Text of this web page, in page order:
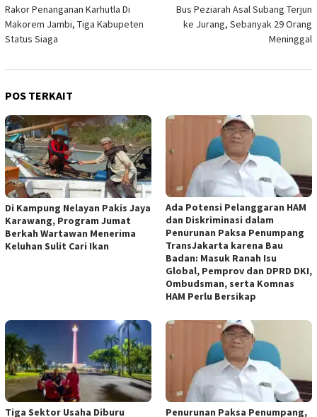
pos
Rakor Penanganan Karhutla Di
Makorem Jambi, Tiga Kabupeten
Status Siaga
Bus Peziarah Asal Subang Terjun
ke Jurang, Sebanyak 29 Orang
Meninggal
POS TERKAIT
Di Kampung Nelayan Pakis Jaya
Karawang, Program Jumat
Berkah Wartawan Menerima
Keluhan Sulit Cari Ikan
Ada Potensi Pelanggaran HAM
dan Diskriminasi dalam
Penurunan Paksa Penumpang
TransJakarta karena Bau
Badan: Masuk Ranah Isu
Global, Pemprov dan DPRD DKI,
Ombudsman, serta Komnas
HAM Perlu Bersikap
Tiga Sektor Usaha Diburu
Penurunan Paksa Penumpang,